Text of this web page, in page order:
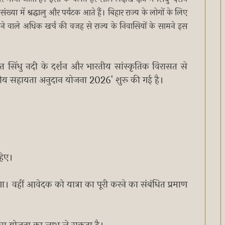
में श्रद्धालु और पर्यटक आते हैं। बिहार राज्य के लोगों के लिए
वाले अधिक खर्च की वजह से राज्य के निवासियों के सामने इस
सिंधु नदी के दर्शन और भारतीय सांस्कृतिक विरासत से
सहायता अनुदान योजना 2026' शुरू की गई है।
वहीं आवेदक को यात्रा का पूरी करने का संबंधित प्रमाण